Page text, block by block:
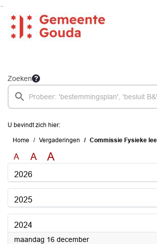
Ga naar de inhoud van deze pagina
Zoeken
U bevindt zich hier:
Home Vergaderingen Commissie Fysieke
A A A
2026
2025
2024
maandag 16 december2024